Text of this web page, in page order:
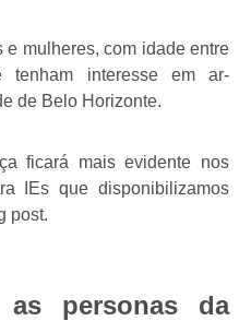
e mulheres, com idade entre
interesse em ar-
de Belo Horizonte.
ficará mais evidente nos
IEs que disponibilizamos
post.
as personas da